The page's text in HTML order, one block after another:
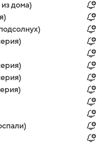
дома)